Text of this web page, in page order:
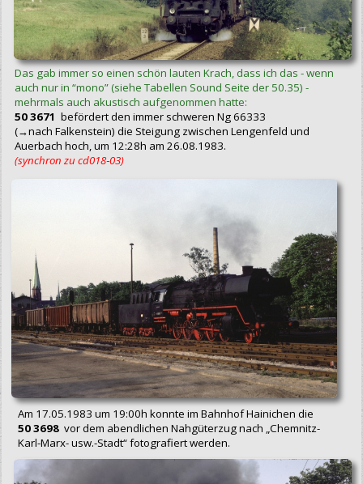
Das gab immer so einen schön lauten Krach, dass ich das - wenn
auch nur in “mono” (siehe Tabellen Sound Seite der 50.35) -
mehrmals auch akustisch aufgenommen hatte:
50 3671 befördert den immer schweren Ng 66333
(→nach Falkenstein) die Steigung zwischen Lengenfeld und
Auerbach hoch, um 12:28h am 26.08.1983.
(synchron zu cd018‑03)
Am 17.05.1983 um 19:00h konnte im Bahnhof Hainichen die
50 3698vor dem abendlichen Nahgüterzug nach „Chemnitz-
Karl-Marx- usw.-Stadt“ fotografiert werden.